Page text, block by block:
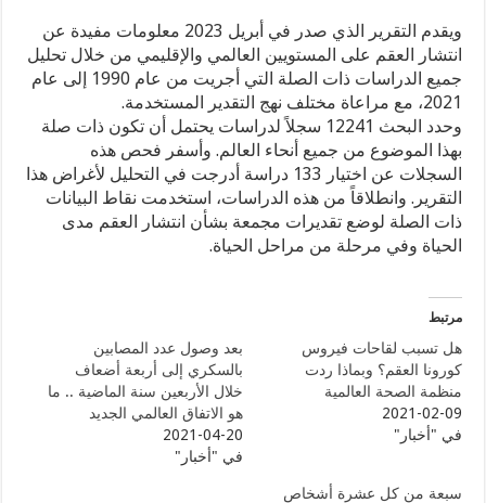
ويقدم التقرير الذي صدر في أبريل 2023 معلومات مفيدة عن
انتشار العقم على المستويين العالمي والإقليمي من خلال تحليل
جميع الدراسات ذات الصلة التي أجريت من عام 1990 إلى عام
2021، مع مراعاة مختلف نهج التقدير المستخدمة.
وحدد البحث 12241 سجلاً لدراسات يحتمل أن تكون ذات صلة
بهذا الموضوع من جميع أنحاء العالم. وأسفر فحص هذه
السجلات عن اختيار 133 دراسة أدرجت في التحليل لأغراض هذا
التقرير. وانطلاقاً من هذه الدراسات، استخدمت نقاط البيانات
ذات الصلة لوضع تقديرات مجمعة بشأن انتشار العقم مدى
الحياة وفي مرحلة من مراحل الحياة.
مرتبط
هل تسبب لقاحات فيروس
كورونا العقم؟ وبماذا ردت
منظمة الصحة العالمية
2021-02-09
في "أخبار"
بعد وصول عدد المصابين
بالسكري إلى أربعة أضعاف
خلال الأربعين سنة الماضية .. ما
هو الاتفاق العالمي الجديد
2021-04-20
في "أخبار"
سبعة من كل عشرة أشخاص